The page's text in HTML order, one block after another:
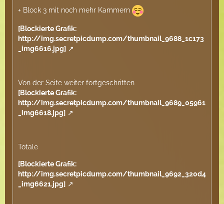
+ Block 3 mit noch mehr Kammern
[Blockierte Grafik:
http://img.secretpicdump.com/thumbnail_9688_1c173
_img6616.jpg]
Von der Seite weiter fortgeschritten
[Blockierte Grafik:
http://img.secretpicdump.com/thumbnail_9689_05961
_img6618.jpg]
Totale
[Blockierte Grafik:
http://img.secretpicdump.com/thumbnail_9692_320d4
_img6621.jpg]